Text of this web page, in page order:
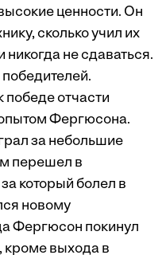
ценности. Он
сколько учил их
никогда не сдаваться.
отчасти
Фергюсона.
за небольшие
перешел в
который болел в
новому
Фергюсон покинул
кроме выхода в